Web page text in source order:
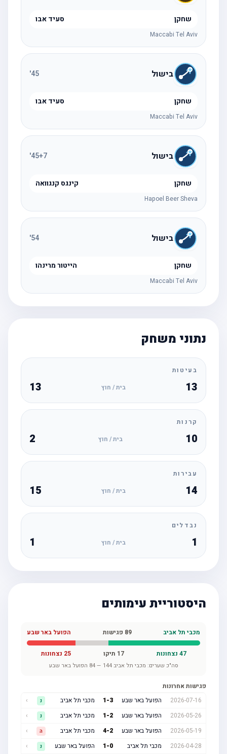
שחקן סעיד אבו
Maccabi Tel Aviv
בישול 45
'
שחקן סעיד אבו
Maccabi Tel Aviv
בישול 45+7
'
שחקן קינגס קנגוואה
Hapoel Beer Sheva
בישול 54
'
שחקן הייטור מרינהו
Maccabi Tel Aviv
נתוני משחק
בעיטות
13 בית / חוץ 13
קרנות
10 בית / חוץ
עבירות
14 בית / חוץ 15
נבדלים
בית / חוץ
היסטוריית עימותים
מכבי תל אביב 89פגישות הפועל באר שבע
47נצחונות 17תיקו 25נצחונות
סה"כ שערים:מכבי תל אביב144
—
84 הפועל באר שבע
פגישות אחרונות
2026-07-16
הפועל באר שבע 1 מכבי תל אביב
2026-05-26
הפועל באר שבע 1 מכבי תל אביב
2026-05-19
הפועל באר שבע 4 מכבי תל אביב
2026-04-28
מכבי תל אביב 1 הפועל באר שבע